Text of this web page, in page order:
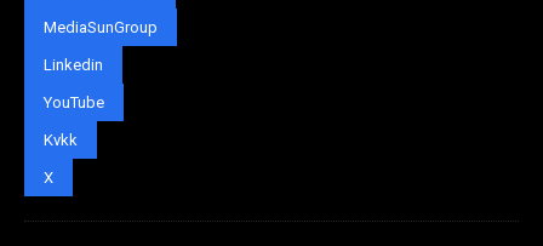
MediaSunGroup
Linkedin
YouTube
Kvkk
X